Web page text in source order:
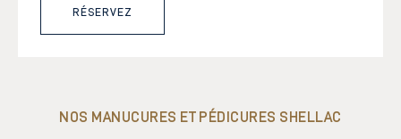
RÉSERVEZ
NOS MANUCURES ET PÉDICURES SHELLAC